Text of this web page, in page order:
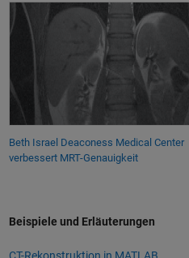
Beth Israel Deaconess Medical Center
verbessert MRT-Genauigkeit
Beispiele und Erläuterungen